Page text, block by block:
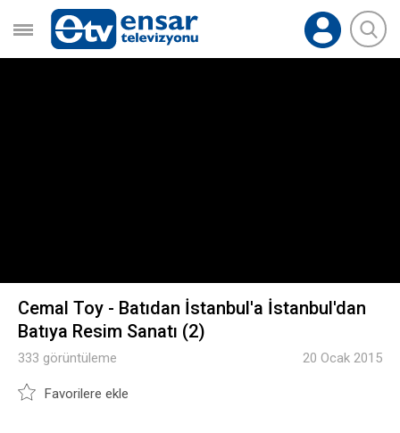
Cemal Toy - Batıdan İstanbul'a İstanbul'dan
Batıya Resim Sanatı (2)
333 görüntüleme 20 Ocak 2015
Favorilere ekle